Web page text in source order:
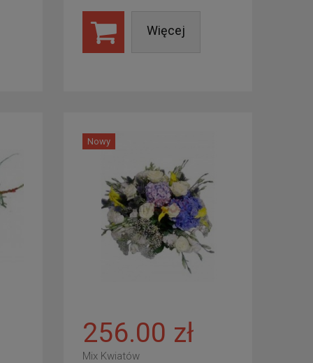
Więcej
Nowy
256.00 zł
Mix Kwiatów